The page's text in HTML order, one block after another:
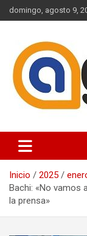
Saltar
al
domingo, agosto 9,
Agenda
Inicio 2025
Bachi: «No vamos
la prensa»